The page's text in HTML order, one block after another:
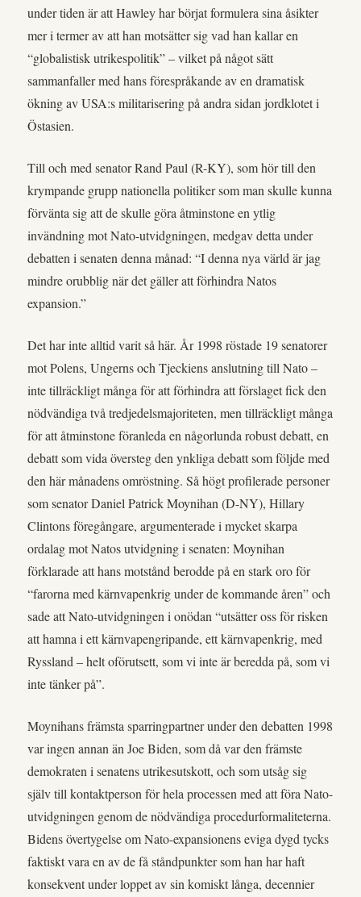
under tiden är att Hawley har börjat formulera sina åsikter
mer i termer av att han motsätter sig vad han kallar en
“globalistisk utrikespolitik” – vilket på något sätt
sammanfaller med hans förespråkande av en dramatisk
ökning av USA:s militarisering på andra sidan jordklotet i
Östasien.
Till och med senator Rand Paul (R-KY), som hör till den
krympande grupp nationella politiker som man skulle kunna
förvänta sig att de skulle göra åtminstone en ytlig
invändning mot Nato-utvidgningen, medgav detta under
debatten i senaten denna månad: “I denna nya värld är jag
mindre orubblig när det gäller att förhindra Natos
expansion.”
Det har inte alltid varit så här. År 1998 röstade 19 senatorer
mot Polens, Ungerns och Tjeckiens anslutning till Nato –
inte tillräckligt många för att förhindra att förslaget fick den
nödvändiga två tredjedelsmajoriteten, men tillräckligt många
för att åtminstone föranleda en någorlunda robust debatt, en
debatt som vida översteg den ynkliga debatt som följde med
den här månadens omröstning. Så högt profilerade personer
som senator Daniel Patrick Moynihan (D-NY), Hillary
Clintons föregångare, argumenterade i mycket skarpa
ordalag mot Natos utvidgning i senaten: Moynihan
förklarade att hans motstånd berodde på en stark oro för
“farorna med kärnvapenkrig under de kommande åren” och
sade att Nato-utvidgningen i onödan “utsätter oss för risken
att hamna i ett kärnvapengripande, ett kärnvapenkrig, med
Ryssland – helt oförutsett, som vi inte är beredda på, som vi
inte tänker på”.
Moynihans främsta sparringpartner under den debatten 1998
var ingen annan än Joe Biden, som då var den främste
demokraten i senatens utrikesutskott, och som utsåg sig
själv till kontaktperson för hela processen med att föra Nato-
utvidgningen genom de nödvändiga procedurformaliteterna.
Bidens övertygelse om Nato-expansionens eviga dygd tycks
faktiskt vara en av de få ståndpunkter som han har haft
konsekvent under loppet av sin komiskt långa, decennier